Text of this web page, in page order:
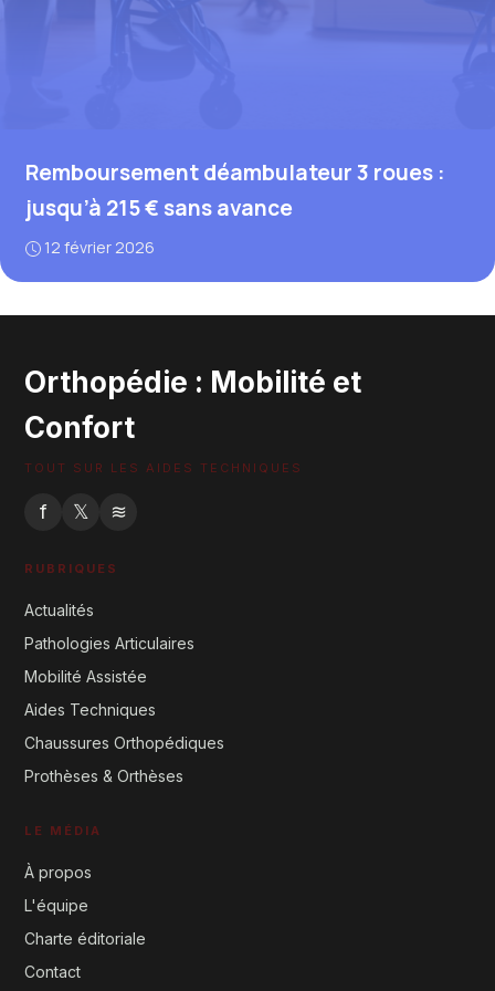
Remboursement déambulateur 3 roues :
jusqu’à 215 € sans avance
12 février 2026
Orthopédie : Mobilité et
Confort
TOUT SUR LES AIDES TECHNIQUES
f 𝕏 ≋
RUBRIQUES
Actualités
Pathologies Articulaires
Mobilité Assistée
Aides Techniques
Chaussures Orthopédiques
Prothèses & Orthèses
LE MÉDIA
À propos
L'équipe
Charte éditoriale
Contact